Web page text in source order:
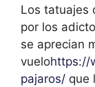
Los tatuajes
por los
se aprecian
vuelohttps://
pajaros/ que